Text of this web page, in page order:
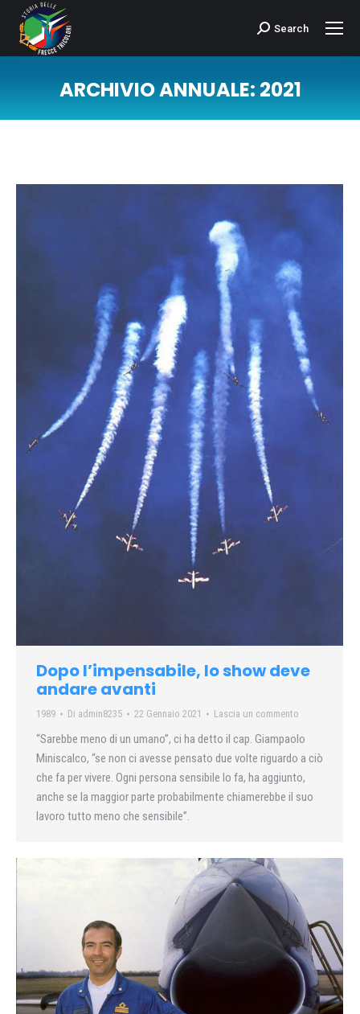
Cerca:Search
ARCHIVIO ANNUALE:2021
Dopo l’impensabile, lo show deve
andare avanti
1989 Di admin8235 22 Gennaio 2021 Lascia un commento
“Sarebbe meno di un umano”, ci ha detto il cap. Giampaolo
Miniscalco, “se non ci avesse pensato due volte riguardo a ciò
che fa per vivere. Ogni persona sensibile lo fa, ha aggiunto,
anche se la maggior parte probabilmente chiamerebbe il suo
lavoro tutto meno che sensibile”.